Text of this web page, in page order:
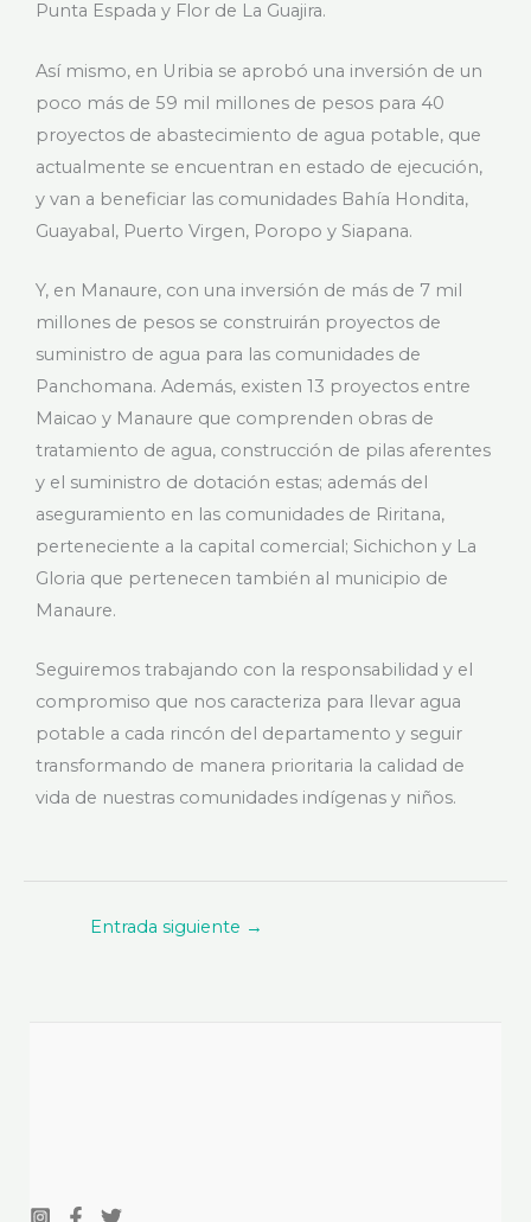
Punta Espada y Flor de La Guajira.
Así mismo, en Uribia se aprobó una inversión de un
poco más de 59 mil millones de pesos para 40
proyectos de abastecimiento de agua potable, que
actualmente se encuentran en estado de ejecución,
y van a beneficiar las comunidades Bahía Hondita,
Guayabal, Puerto Virgen, Poropo y Siapana.
Y, en Manaure, con una inversión de más de 7 mil
millones de pesos se construirán proyectos de
suministro de agua para las comunidades de
Panchomana. Además, existen 13 proyectos entre
Maicao y Manaure que comprenden obras de
tratamiento de agua, construcción de pilas aferentes
y el suministro de dotación estas; además del
aseguramiento en las comunidades de Riritana,
perteneciente a la capital comercial; Sichichon y La
Gloria que pertenecen también al municipio de
Manaure.
Seguiremos trabajando con la responsabilidad y el
compromiso que nos caracteriza para llevar agua
potable a cada rincón del departamento y seguir
transformando de manera prioritaria la calidad de
vida de nuestras comunidades indígenas y niños.
Entrada siguiente →